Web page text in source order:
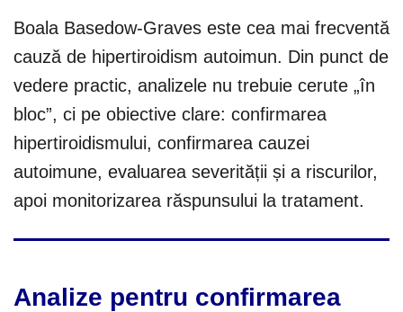
Boala Basedow-Graves este cea mai frecventă
cauză de hipertiroidism autoimun. Din punct de
vedere practic, analizele nu trebuie cerute „în
bloc”, ci pe obiective clare: confirmarea
hipertiroidismului, confirmarea cauzei
autoimune, evaluarea severității și a riscurilor,
apoi monitorizarea răspunsului la tratament.
Analize pentru confirmarea